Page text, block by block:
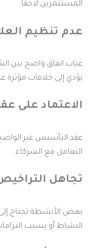
لاحقًا.
تنظيم
اتفاق واضح بين
إلى خلافات مؤثرة على
على
التأسيس غير الواضح قد
مع الشركاء.
التراخيص
الأنشطة تحتاج إلى
أو يسبب التزامات